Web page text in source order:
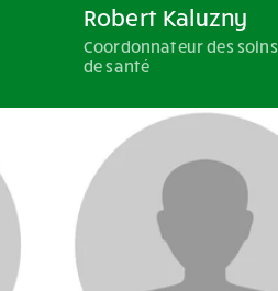
Robert Kaluzny
Coordonnateur des soins
de santé